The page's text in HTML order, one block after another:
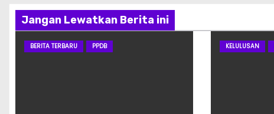
Jangan Lewatkan Berita ini
BERITA TERBARU PPDB KELULUSAN